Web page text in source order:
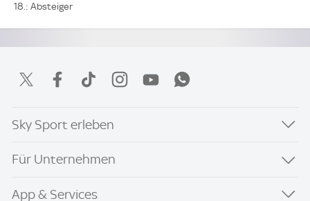
18.: Absteiger
Sky Sport erleben
Für Unternehmen
App & Services